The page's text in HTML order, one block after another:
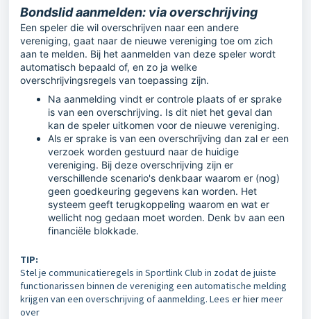
Bondslid aanmelden: via overschrijving
Een speler die wil overschrijven naar een andere
vereniging, gaat naar de nieuwe vereniging toe om zich
aan te melden. Bij het aanmelden van deze speler wordt
automatisch bepaald of, en zo ja welke
overschrijvingsregels van toepassing zijn.
Na aanmelding vindt er controle plaats of er sprake
is van een overschrijving. Is dit niet het geval dan
kan de speler uitkomen voor de nieuwe vereniging.
Als er sprake is van een overschrijving dan zal er een
verzoek worden gestuurd naar de huidige
vereniging. Bij deze overschrijving zijn er
verschillende scenario's denkbaar waarom er (nog)
geen goedkeuring gegevens kan worden. Het
systeem geeft terugkoppeling waarom en wat er
wellicht nog gedaan moet worden. Denk bv aan een
financiële blokkade.
TIP:
Stel je communicatieregels in Sportlink Club in zodat de juiste
functionarissen binnen de vereniging een automatische melding
krijgen van een overschrijving of aanmelding. Lees erhiermeer
over